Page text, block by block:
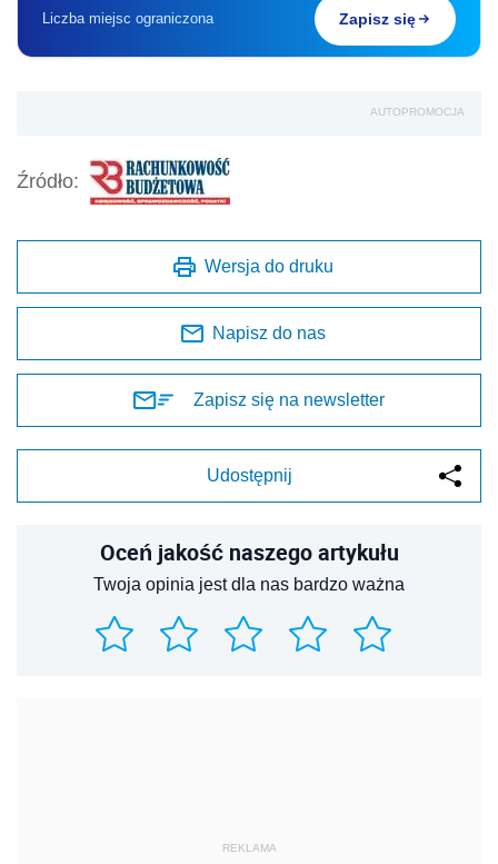
Liczba miejsc ograniczona Zapisz się
AUTOPROMOCJA
Źródło:
Wersja do druku
Napisz do nas
Zapisz się na newsletter
Udostępnij
Oceń jakość naszego artykułu
Twoja opinia jest dla nas bardzo ważna
REKLAMA